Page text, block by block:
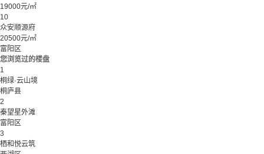
19000元/㎡
10
众安顺源府
20500元/㎡
富阳区
您浏览过的楼盘
1
桐绿·云山境
桐庐县
2
秦望星外滩
富阳区
3
栖和悦云筑